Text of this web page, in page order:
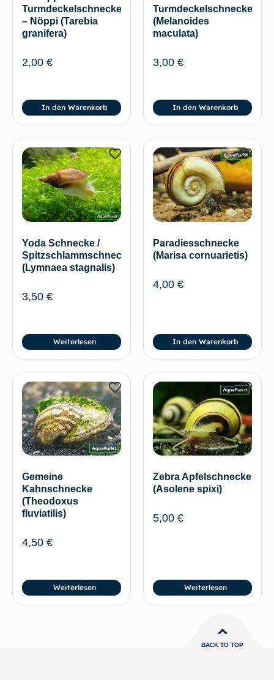
Turmdeckelschnecke
– Nöppi (Tarebia
granifera)
2,00 €
In den Warenkorb
Turmdeckelschnecke
(Melanoides
maculata)
3,00 €
In den Warenkorb
Yoda Schnecke /
Spitzschlammschnecke
(Lymnaea stagnalis)
3,50 €
Weiterlesen
Paradiesschnecke
(Marisa cornuarietis)
4,00 €
In den Warenkorb
Gemeine
Kahnschnecke
(Theodoxus
fluviatilis)
4,50 €
Weiterlesen
Zebra Apfelschnecke
(Asolene spixi)
5,00 €
Weiterlesen
BACK TO TOP